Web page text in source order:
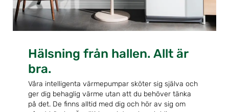
Hälsning från hallen. Allt är
bra.
Våra intelligenta värmepumpar sköter sig själva och
ger dig behaglig värme utan att du behöver tänka
på det. De finns alltid med dig och hör av sig om